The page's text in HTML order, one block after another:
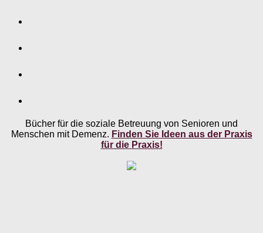
Bücher für die soziale Betreuung von Senioren und
Menschen mit Demenz. Finden Sie Ideen aus der Praxis
für die Praxis!